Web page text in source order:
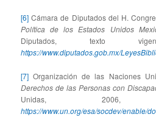
[6] Cámara de Diputados del H.
Política de los Estados Unidos
Diputados, texto
https://www.diputados.gob.mx/
[7] Organización de las Naciones
Derechos de las Personas con
Unidas,
https://www.un.org/esa/socdev/enable/